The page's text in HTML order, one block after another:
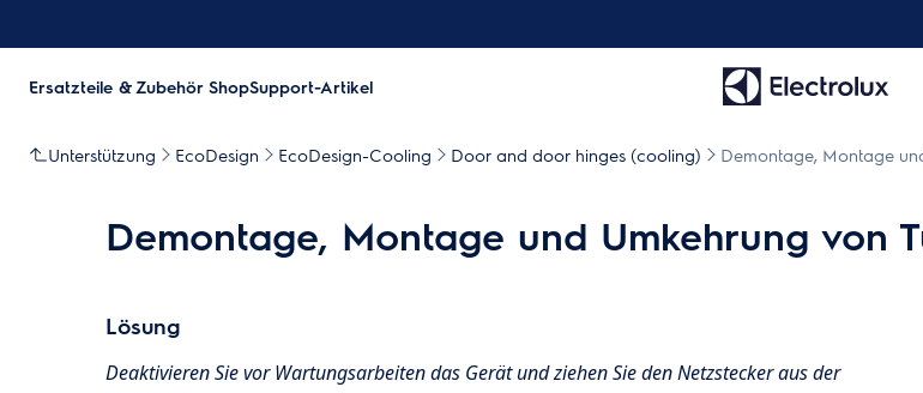
Ersatzteile & Zubehör ShopSupport-Artikel
Unterstützung EcoDesign EcoDesign-Cooling Door and door hinges (cooling) Demontage, Montage
Demontage, Montage und Umkehrung von
Lösung
Deaktivieren Sie vor Wartungsarbeiten das Gerät und ziehen Sie den Netzstecker aus der